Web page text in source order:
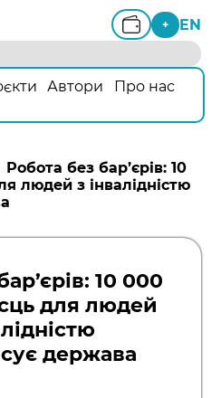
+ EN
Автори
Про нас
Робота без бар’єрів: 10
людей з інвалідністю
10 000
для людей
держава